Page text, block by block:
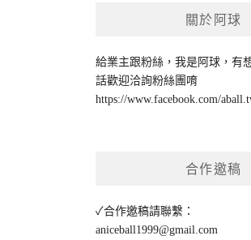
關於阿球
給業主跟粉絲，我是阿球，有
話歡迎洽詢粉絲團唷
https://www.facebook.com/
合作邀稿
✓合作邀稿請聯繫：
aniceball1999@gmail.com